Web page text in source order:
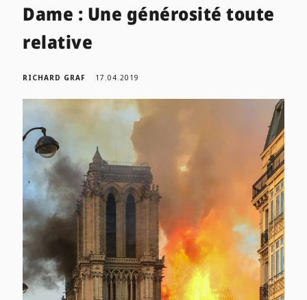
Dame : Une générosité toute
relative
RICHARD GRAF 17.04.2019